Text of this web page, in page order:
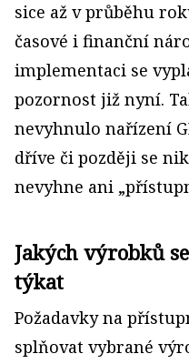
sice až v průběhu
časové i finanční
implementaci se
pozornost již nyní.
nevyhnulo nařízení
dříve či později se
nevyhne ani
Jakých výrobků
týkat
Požadavky na
splňovat vybrané